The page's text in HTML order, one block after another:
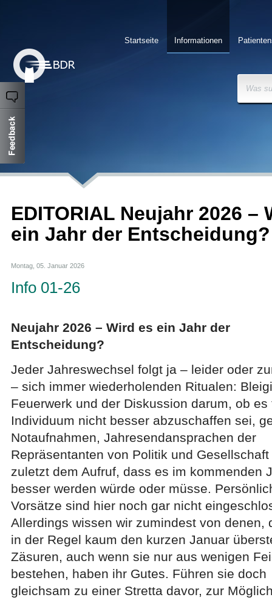
Informationen
Startseite
Was
EDITORIAL Neujahr 2026 –
ein Jahr der Entscheidung?
Montag, 05. Januar 2026
Info 01-26
Neujahr 2026 – Wird es ein Jahr der
Entscheidung?
Jeder Jahreswechsel folgt ja – leider oder
– sich immer wiederholenden Ritualen:
Feuerwerk und der Diskussion darum, ob es
Individuum nicht besser abzuschaffen sei,
Notaufnahmen, Jahresendansprachen der
Repräsentanten von Politik und
zuletzt dem Aufruf, dass es im kommenden
besser werden würde oder müsse.
Vorsätze sind hier noch gar nicht
Allerdings wissen wir zumindest von denen,
in der Regel kaum den kurzen Januar
Zäsuren, auch wenn sie nur aus wenigen
bestehen, haben ihr Gutes. Führen sie doch
gleichsam zu einer Stretta davor, zur